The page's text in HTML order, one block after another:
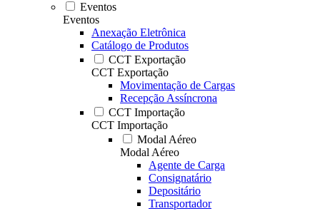
Eventos
Eventos
Anexação Eletrônica
Catálogo de Produtos
CCT Exportação
CCT Exportação
Movimentação de Cargas
Recepção Assíncrona
CCT Importação
CCT Importação
Modal Aéreo
Modal Aéreo
Agente de Carga
Consignatário
Depositário
Transportador